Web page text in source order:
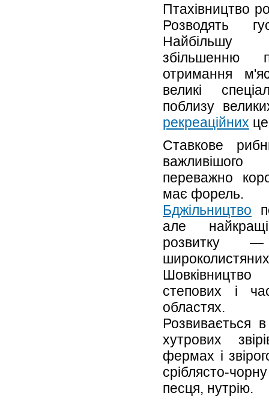
Птахівництво
Розводять
Найбільшу
збільшенню
отримання
великі
поблизу
рекреаційних
Ставкове
важливішого
переважно
має форель.
Бджільництво
але
широколистяних
степових і
областях.
Розвивається в
хутрових
фермах і
сріблясто-
песця, нутрію.